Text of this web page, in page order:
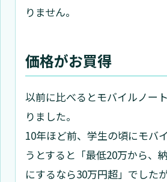
りません。
価格がお買得
以前に比べるとモバイルノー
りました。
10年ほど前、学生の頃にモバ
うとすると「最低20万から、
にするなら30万円超」でした